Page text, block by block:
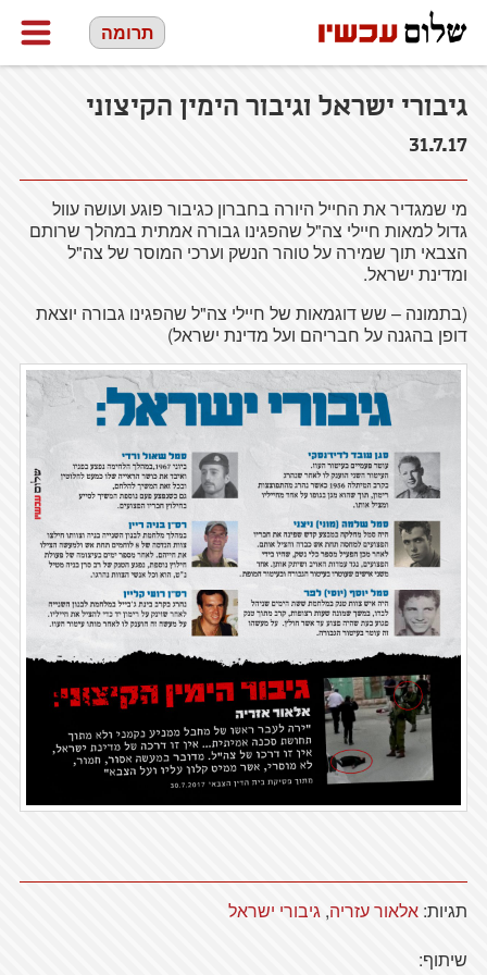
תרומה
גיבורי ישראל וגיבור הימין הקיצוני
31.7.17
מי שמגדיר את החייל היורה בחברון כגיבור פוגע ועושה עוול
גדול למאות חיילי צה"ל שהפגינו גבורה אמתית במהלך שרותם
הצבאי תוך שמירה על טוהר הנשק וערכי המוסר של צה"ל
ומדינת ישראל.
(בתמונה – שש דוגמאות של חיילי צה"ל שהפגינו גבורה יוצאת
דופן בהגנה על חבריהם ועל מדינת ישראל)
תגיות: אלאור עזריה, גיבורי ישראל
שיתוף: